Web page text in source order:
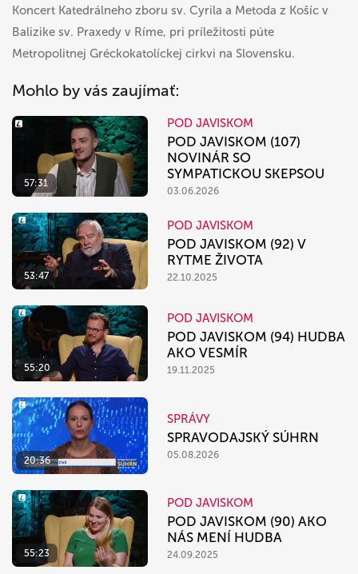
Koncert Katedrálneho zboru sv. Cyrila a Metoda z Košíc v
Balizike sv. Praxedy v Ríme, pri príležitosti púte
Metropolitnej Gréckokatolíckej cirkvi na Slovensku.
Mohlo by vás zaujímať:
57:31
POD JAVISKOM
POD JAVISKOM (107)
NOVINÁR SO
SYMPATICKOU SKEPSOU
03.06.2026
53:47
POD JAVISKOM
POD JAVISKOM (92) V
RYTME ŽIVOTA
22.10.2025
55:20
POD JAVISKOM
POD JAVISKOM (94) HUDBA
AKO VESMÍR
19.11.2025
20:36
SPRÁVY
SPRAVODAJSKÝ SÚHRN
05.08.2026
55:23
POD JAVISKOM
POD JAVISKOM (90) AKO
NÁS MENÍ HUDBA
24.09.2025